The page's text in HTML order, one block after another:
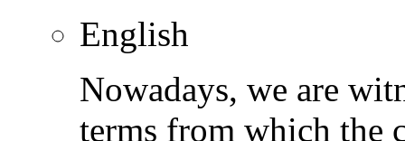
English
Nowadays, we are
terms from which the